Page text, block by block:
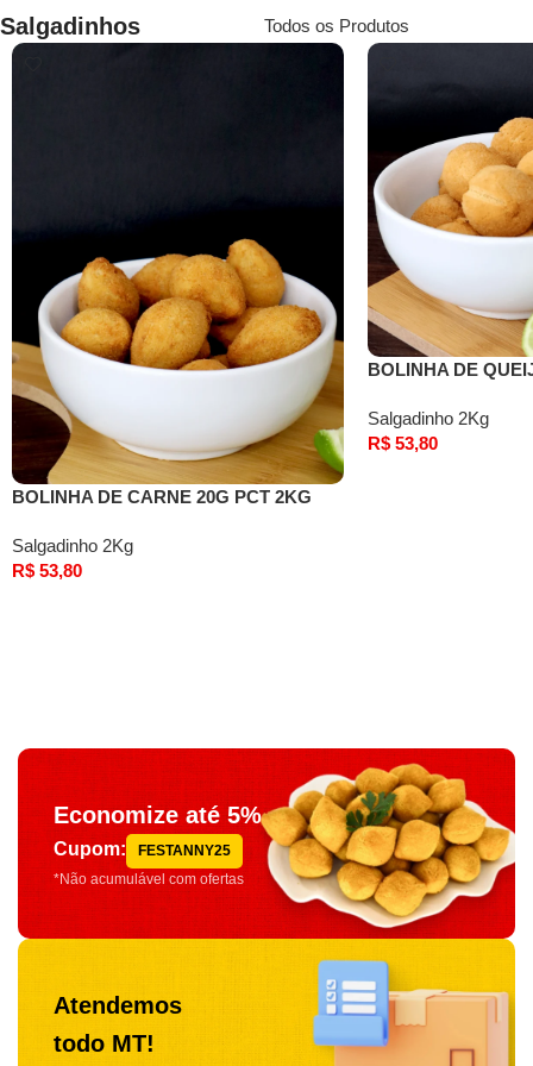
Salgadinhos Todos os Produtos
BOLINHA DE CARNE 20G PCT 2KG
Salgadinho 2Kg
R$ 53,80
BOLINHA DE
Salgadinho 2Kg
R$53,80
Economize até 5%
Cupom:
FESTANNY25
*Não acumulável com ofertas
Atendemos
todo MT!